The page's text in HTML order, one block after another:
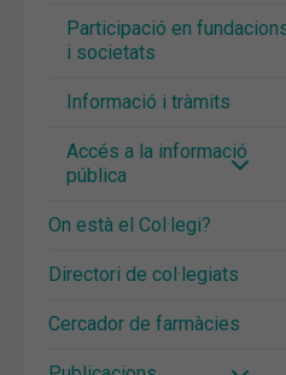
Participació en
i societats
Informació i tràmits
Accés a la informació
pública
On està el Col·legi?
Directori de col·legiats
Cercador de farmàcies